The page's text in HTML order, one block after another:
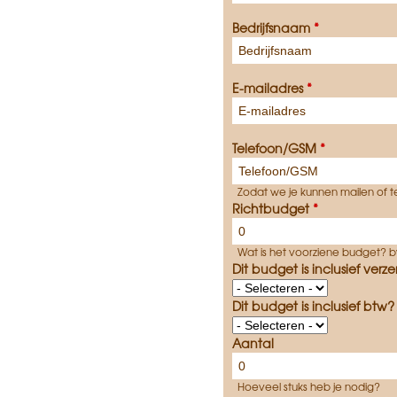
Bedrijfsnaam *
E-mailadres *
Telefoon/GSM *
Zodat we je kunnen mailen of
Richtbudget *
Wat is het voorziene budget?
Dit budget is inclusief
Dit budget is inclusief btw?
Aantal
Hoeveel stuks heb je nodig?